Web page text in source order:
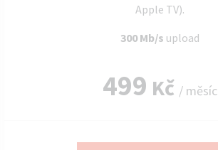
Apple TV).
300 Mb/s upload
499 Kč / měsíc